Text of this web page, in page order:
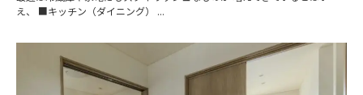
え、 ■キッチン（ダイニング） ...